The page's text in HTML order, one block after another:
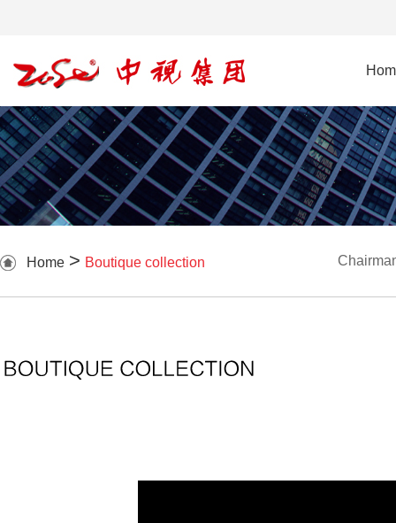
Home > Boutique collection